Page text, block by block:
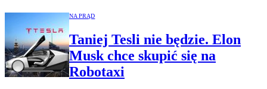
NA PRĄD
Taniej Tesli nie będzie. Elon
Musk chce skupić się na
Robotaxi